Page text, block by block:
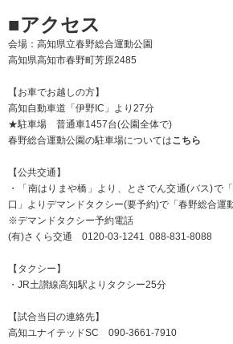
■アクセス
会場：高知県立春野総合運動公園
高知県高知市春野町芳原2485
【お車でお越しの方】
高知自動車道「伊野IC」より27分
★駐車場 普通車1457台(公園全体で)
春野総合運動公園の駐車場についてはこちら
【公共交通】
・「南はりまや橋」より、とさでん交通(バス)で
口」よりデマンドタクシー(要予約)で「春野総合運
※デマンドタクシー予約電話
(有)さくら交通 0120-03-1241 088-831-8088
【タクシー】
・JR土讃線高知駅よりタクシー25分
【試合当日の連絡先】
高知ユナイテッドSC 090-3661-7910